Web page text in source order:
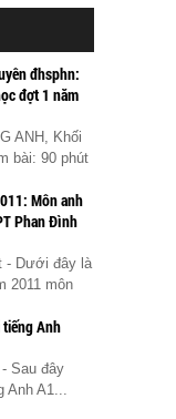
đhsphn:
đợt 1 năm
ANH, Khối
bài: 90 phút
Môn anh
Phan Đình
- Dưới đây là
2011 môn
Anh
Sau đây
Anh A1...